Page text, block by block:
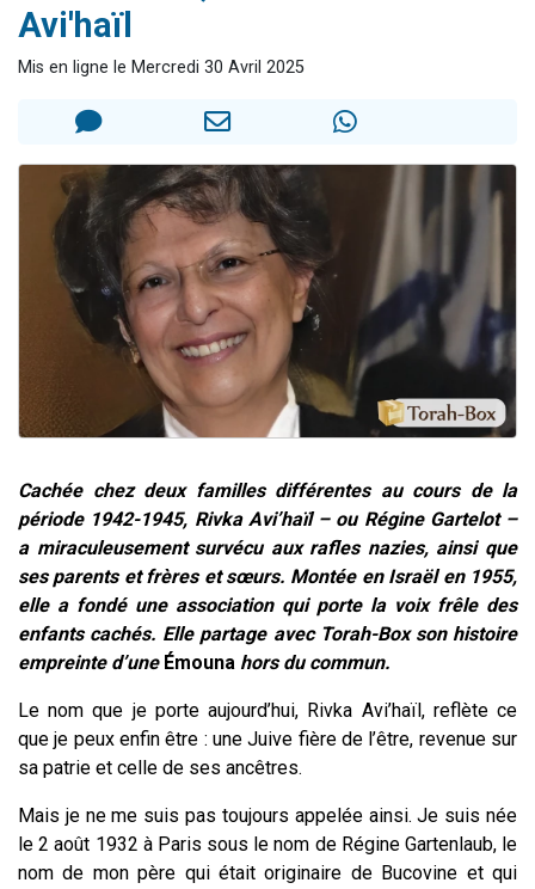
Il reste 49 places pour étudier en groupe sur Zoom
Nathaniel vient de donner son Maasser
4 personnes viennent de nous rejoindre sur WhatsApp
Avi'haïl
Mis en ligne le Mercredi 30 Avril 2025
Cachée chez deux familles différentes au cours de la
période 1942-1945, Rivka Avi’haïl – ou Régine Gartelot –
a miraculeusement survécu aux rafles nazies, ainsi que
ses parents et frères et sœurs. Montée en Israël en 1955,
elle a fondé une association qui porte la voix frêle des
enfants cachés. Elle partage avec Torah-Box son histoire
empreinte d’une Émouna hors du commun.
Le nom que je porte aujourd’hui, Rivka Avi’haïl, reflète ce
que je peux enfin être : une Juive fière de l’être, revenue sur
sa patrie et celle de ses ancêtres.
Mais je ne me suis pas toujours appelée ainsi. Je suis née
le 2 août 1932 à Paris sous le nom de Régine Gartenlaub, le
nom de mon père qui était originaire de Bucovine et qui